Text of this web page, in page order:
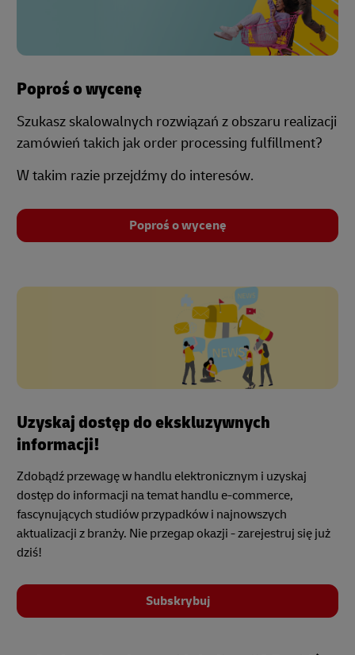
Poproś o wycenę
Szukasz skalowalnych rozwiązań z obszaru realizacji
zamówień takich jak order processing fulfillment?
W takim razie przejdźmy do interesów.
Poproś o wycenę
Uzyskaj dostęp do ekskluzywnych
informacji!
Zdobądź przewagę w handlu elektronicznym i uzyskaj
dostęp do informacji na temat handlu e-commerce,
fascynujących studiów przypadków i najnowszych
aktualizacji z branży. Nie przegap okazji - zarejestruj się już
dziś!
Subskrybuj